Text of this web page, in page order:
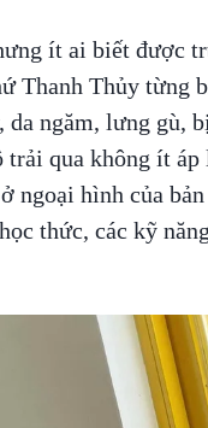
ít ai biết được
Thanh Thủy từng
da ngăm, lưng gù,
qua không ít
ngoại hình của
thức, các kỹ